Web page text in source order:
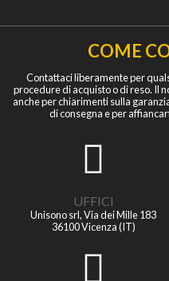
COME
Contattaci liberamente per
procedure di acquisto o di reso. Il
anche per chiarimenti sulla
di consegna e per
UFFICI
Unisono srl, Via dei Mille 183
36100 Vicenza (IT)